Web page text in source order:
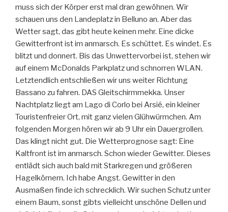
muss sich der Körper erst mal dran gewöhnen. Wir
schauen uns den Landeplatz in Belluno an. Aber das
Wetter sagt, das gibt heute keinen mehr. Eine dicke
Gewitterfront ist im anmarsch. Es schüttet. Es windet. Es
blitzt und donnert. Bis das Unwettervorbei ist, stehen wir
auf einem McDonalds Parkplatz und schnorren WLAN.
Letztendlich entschließen wir uns weiter Richtung
Bassano zu fahren. DAS Gleitschirmmekka. Unser
Nachtplatz liegt am Lago di Corlo bei Arsié, ein kleiner
Touristenfreier Ort, mit ganz vielen Glühwürmchen. Am
folgenden Morgen hören wir ab 9 Uhr ein Dauergrollen.
Das klingt nicht gut. Die Wetterprognose sagt: Eine
Kaltfront ist im anmarsch. Schon wieder Gewitter. Dieses
entlädt sich auch bald mit Starkregen und größeren
Hagelkörnern. Ich habe Angst. Gewitter in den
Ausmaßen finde ich schrecklich. Wir suchen Schutz unter
einem Baum, sonst gibts vielleicht unschöne Dellen und